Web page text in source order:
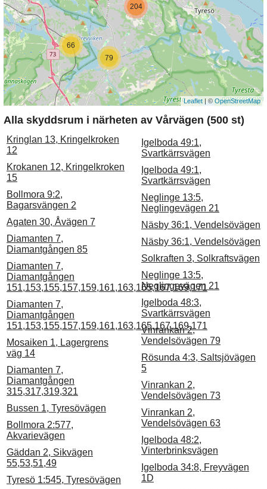
66
79
204
Leaflet | © OpenStreetMap
Alla skyddsrum i närheten av Vårvägen (500 st)
Kringlan 13, Kringelkroken
12
Krokanen 12, Kringelkroken
15
Bollmora 9:2,
Bagarsvängen 2
Agaten 30, Åvägen 7
Diamanten 7,
Diamantgången 85
Diamanten 7,
Diamantgången
151,153,155,157,159,161,163,165,167,169,171
Diamanten 7,
Diamantgången
151,153,155,157,159,161,163,165,167,169,171
Mosaiken 1, Lagergrens
väg 14
Diamanten 7,
Diamantgången
315,317,319,321
Bussen 1, Tyresövägen
Bollmora 2:577,
Akvarievägen
Gäddan 2, Sikvägen
55,53,51,49
Tyresö 1:545, Tyresövägen
Igelboda 49:1,
Svartkärrsvägen
Igelboda 49:1,
Svartkärrsvägen
Neglinge 13:5,
Neglingevägen 21
Näsby 36:1, Vendelsövägen
Näsby 36:1, Vendelsövägen
Solkraften 3, Solkraftsvägen
Neglinge 13:5,
Neglingevägen 21
Igelboda 48:3,
Svartkärrsvägen
Vinrankan 2,
Vendelsövägen 79
Rösunda 4:3, Saltsjövägen
5
Vinrankan 2,
Vendelsövägen 73
Vinrankan 2,
Vendelsövägen 63
Igelboda 48:2,
Vinterbrinksvägen
Igelboda 34:8, Freyvägen
1D